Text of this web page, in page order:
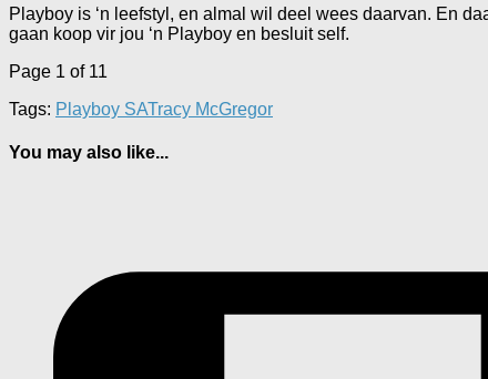
Playboy is ‘n leefstyl, en almal wil deel wees daarvan. En
gaan koop vir jou ‘n Playboy en besluit self.
Page 1 of 11
Tags: Playboy SATracy McGregor
You may also like...